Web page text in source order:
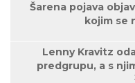
Šarena pojava
kojim se
Lenny Kravitz
predgrupu, a s